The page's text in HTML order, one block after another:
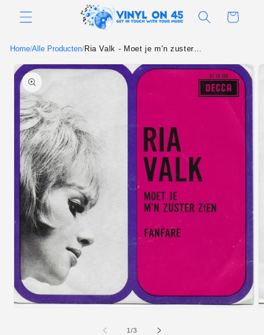
naar de
content
Winkelwagen
Home/Alle Producten/ Ria Valk - Moet je m'n zuster zien
direct naar
1/van
3